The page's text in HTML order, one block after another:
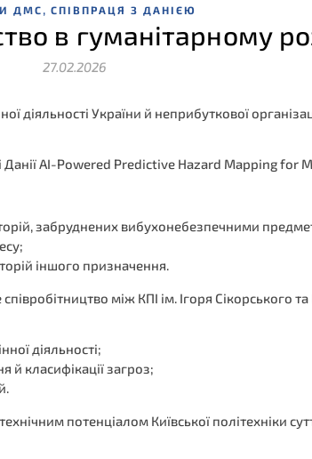
ДМС , СПІВПРАЦЯ З ДАНІЄЮ
в гуманітарному
27.02.2026
діяльності України й неприбуткової
Данії AI-Powered Predictive Hazard Mapping
забруднених вибухонебезпечними
іншого призначення.
між КПІ ім. Ігоря Сікорського
діяльності;
й класифікації загроз;
потенціалом Київської політехніки